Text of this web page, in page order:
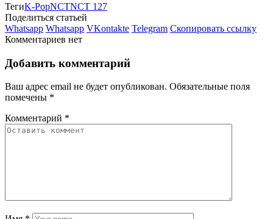
ТегиK-PopNCTNCT 127
Поделиться статьей
Whatsapp Whatsapp VKontakte Telegram Скопировать ссылку
Комментариев нет
Добавить комментарий
Ваш адрес email не будет опубликован. Обязательные поля
помечены *
Комментарий *